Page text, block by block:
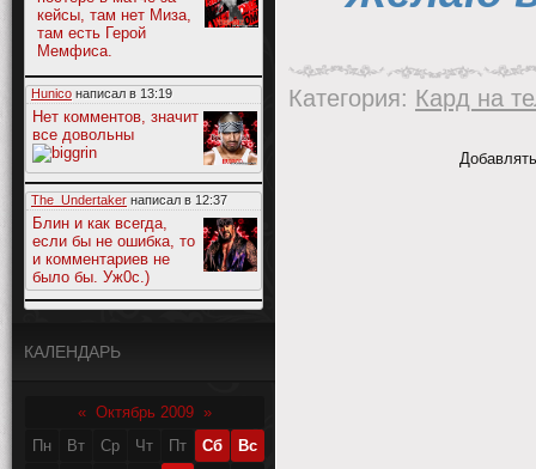
кейсы, там нет Миза,
там есть Герой
Мемфиса.
Hunico написал в 13:19
Нет комментов, значит
все довольны
The_Undertaker написал в 12:37
Блин и как всегда,
если бы не ошибка, то
и комментариев не
было бы. Уж0с.)
КАЛЕНДАРЬ
« Октябрь 2009 »
Пн
Вт Ср Чт Пт Сб
Вс
Категория: Кард на